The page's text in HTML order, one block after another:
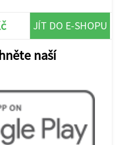
JÍT DO E-SHOPU
naší